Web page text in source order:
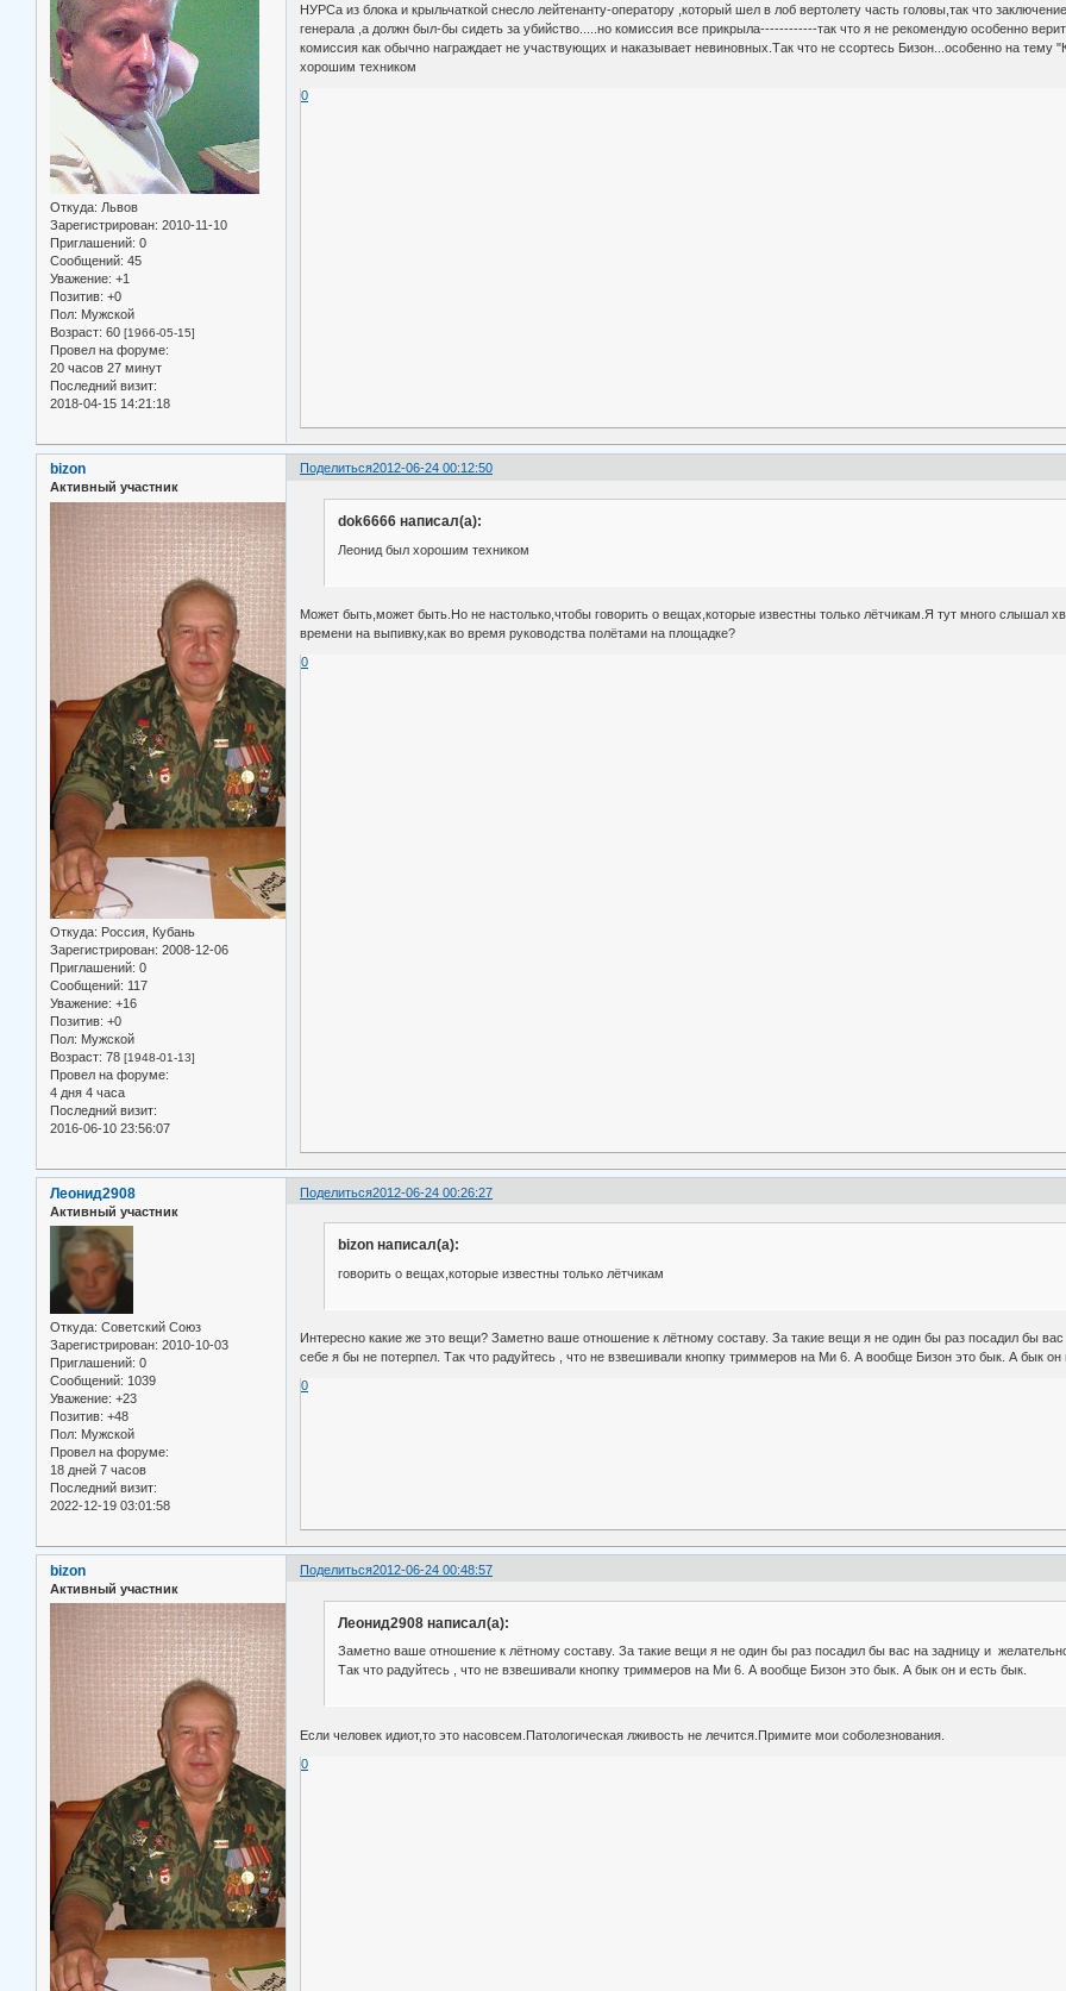
Откуда: Львов
Зарегистрирован: 2010-11-10
Приглашений: 0
Сообщений: 45
Уважение: +1
Позитив: +0
Пол: Мужской
Возраст: 60 [1966-05-15]
Провел на форуме:
20 часов 27 минут
Последний визит:
2018-04-15 14:21:18
НУРСа из блока и крыльчаткой снесло лейтенанту-оператору ,который шел в лоб вертолету часть головы,так что
генерала ,а должн был-бы сидеть за убийство.....но комиссия все прикрыла------------так что я не рекомендую особенно
комиссия как обычно награждает не участвующих и наказывает невиновных.Так что не ссортесь Бизон...особенно на тему
хорошим техником
0
Поделиться2012-06-24 00:12:50
bizon
Активный участник
Откуда: Россия, Кубань
Зарегистрирован: 2008-12-06
Приглашений: 0
Сообщений: 117
Уважение: +16
Позитив: +0
Пол: Мужской
Возраст: 78 [1948-01-13]
Провел на форуме:
4 дня 4 часа
Последний визит:
2016-06-10 23:56:07
dok6666 написал(а):
Леонид был хорошим техником
Может быть,может быть.Но не настолько,чтобы говорить о вещах,которые известны только лётчикам.Я тут много слышал
времени на выпивку,как во время руководства полётами на площадке?
0
Поделиться2012-06-24 00:26:27
Леонид2908
Активный участник
Откуда: Советский Союз
Зарегистрирован: 2010-10-03
Приглашений: 0
Сообщений: 1039
Уважение: +23
Позитив: +48
Пол: Мужской
Провел на форуме:
18 дней 7 часов
Последний визит:
2022-12-19 03:01:58
bizon написал(а):
говорить о вещах,которые известны только лётчикам
Интересно какие же это вещи? Заметно ваше отношение к лётному составу. За такие вещи я не один бы раз посадил бы
себе я бы не потерпел. Так что радуйтесь , что не взвешивали кнопку триммеров на Ми 6. А вообще Бизон это бык. А бык он
0
Поделиться2012-06-24 00:48:57
bizon
Активный участник
Леонид2908 написал(а):
Заметно ваше отношение к лётному составу. За такие вещи я не один бы раз посадил бы вас на задницу и
Так что радуйтесь , что не взвешивали кнопку триммеров на Ми 6. А вообще Бизон это бык. А бык он и есть бык.
Если человек идиот,то это насовсем.Патологическая лживость не лечится.Примите мои соболезнования.
0